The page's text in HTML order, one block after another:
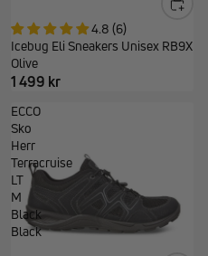
4.8 (6)
Icebug Eli Sneakers Unisex RB9X
Olive
1 499 kr
ECCO
Sko
Herr
Terracruise
LT
M
Black
Black